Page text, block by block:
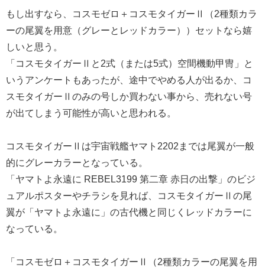
もし出すなら、コスモゼロ＋コスモタイガーⅡ（2種類カラ
ーの尾翼を用意（グレーとレッドカラー））セットなら嬉
しいと思う。
「コスモタイガーⅡと2式（または5式）空間機動甲冑」と
いうアンケートもあったが、途中でやめる人が出るか、コ
スモタイガーⅡのみの号しか買わない事から、売れない号
が出てしまう可能性が高いと思われる。
コスモタイガーⅡは宇宙戦艦ヤマト2202までは尾翼が一般
的にグレーカラーとなっている。
「ヤマトよ永遠に REBEL3199 第二章 赤日の出撃」のビジ
ュアルポスターやチラシを見れば、コスモタイガーⅡの尾
翼が「ヤマトよ永遠に」の古代機と同じくレッドカラーに
なっている。
「コスモゼロ＋コスモタイガーⅡ（2種類カラーの尾翼を用